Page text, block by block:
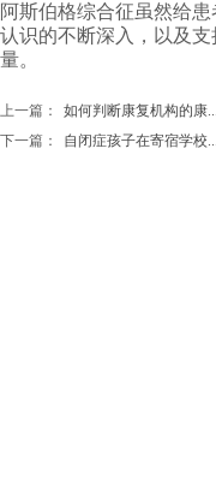
阿斯伯格综合征虽然给
认识的不断深入，以及
量。
上一篇：
如何判断康复机构的康
下一篇：
自闭症孩子在寄宿学校